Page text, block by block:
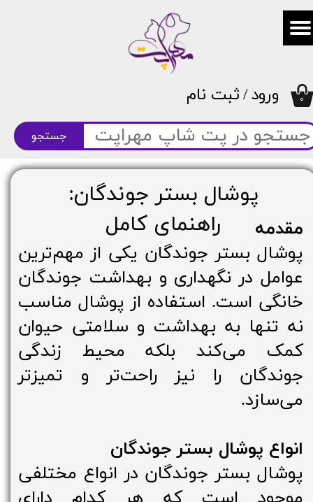
۰
جستجو
ورود/ثبت نام
حساب کاربری من
سفارشات
خروج از حساب کاربری
پوشال بستر جوندگان:
راهنمای کامل
مقدمه
پوشال بستر جوندگان یکی از مهم‌ترین
عوامل در نگهداری و بهداشت جوندگان
خانگی است. استفاده از پوشال مناسب
نه تنها به بهداشت و سلامتی حیوان
کمک می‌کند بلکه محیط زندگی
جوندگان را نیز راحت‌تر و تمیزتر
می‌سازد.
انواع پوشال بستر جوندگان
پوشال بستر جوندگان در انواع مختلفی